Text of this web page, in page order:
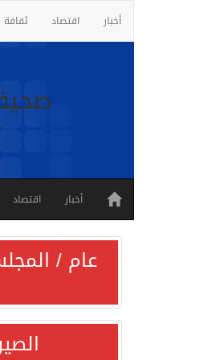
أخبار اقتصاد
أخبار اقتصاد
عام /